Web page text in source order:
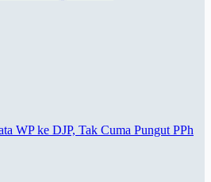
WP ke DJP, Tak Cuma Pungut PPh